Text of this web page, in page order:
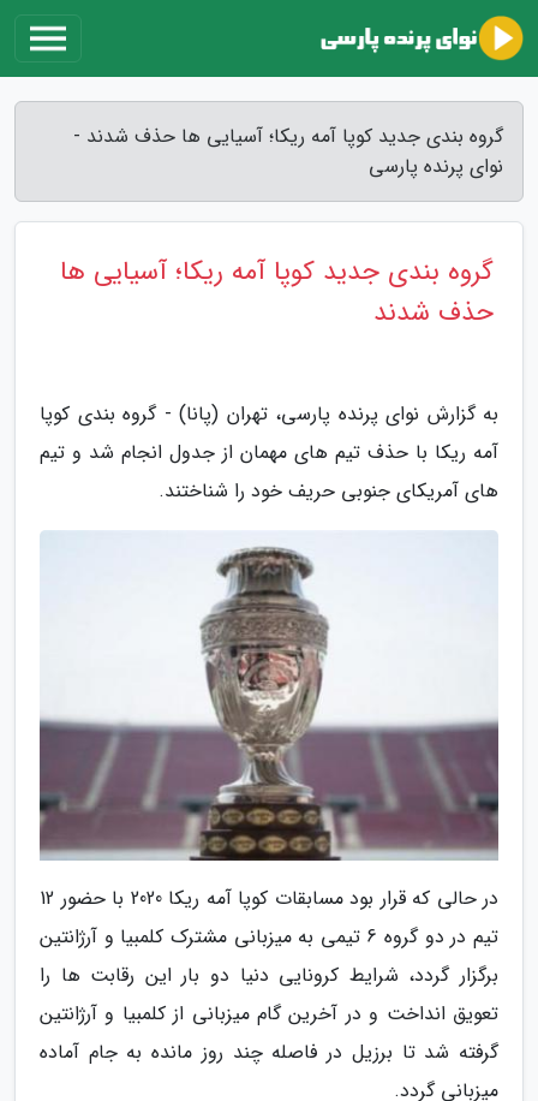
گروه بندی جدید کوپا آمه ریکا؛ آسیایی ها حذف شدند -
نوای پرنده پارسی
گروه بندی جدید کوپا آمه ریکا؛ آسیایی ها
حذف شدند
به گزارش نوای پرنده پارسی، تهران (پانا) - گروه بندی کوپا
آمه ریکا با حذف تیم های مهمان از جدول انجام شد و تیم
های آمریکای جنوبی حریف خود را شناختند.
در حالی که قرار بود مسابقات کوپا آمه ریکا 2020 با حضور 12
تیم در دو گروه 6 تیمی به میزبانی مشترک کلمبیا و آرژانتین
برگزار گردد، شرایط کرونایی دنیا دو بار این رقابت ها را
تعویق انداخت و در آخرین گام میزبانی از کلمبیا و آرژانتین
گرفته شد تا برزیل در فاصله چند روز مانده به جام آماده
میزبانی گردد.